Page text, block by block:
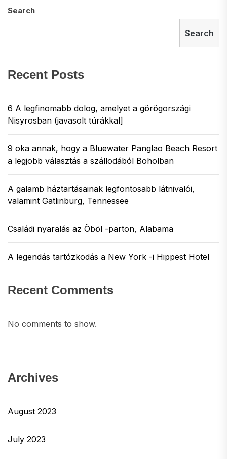
Search
Search
Recent Posts
6 A legfinomabb dolog, amelyet a görögországi
Nisyrosban (javasolt túrákkal]
9 oka annak, hogy a Bluewater Panglao Beach Resort
a legjobb választás a szállodából Boholban
A galamb háztartásainak legfontosabb látnivalói,
valamint Gatlinburg, Tennessee
Családi nyaralás az Öböl -parton, Alabama
A legendás tartózkodás a New York -i Hippest Hotel
Recent Comments
No comments to show.
Archives
August 2023
July 2023